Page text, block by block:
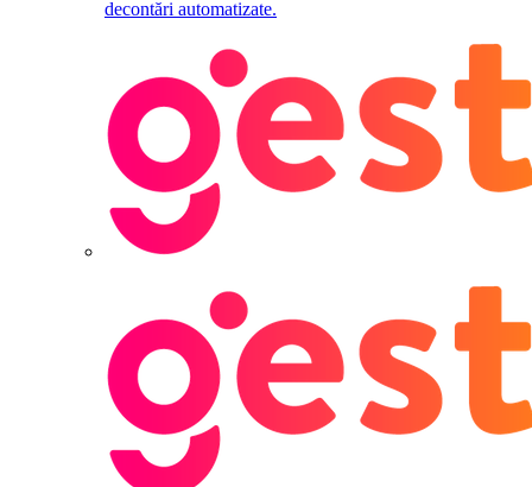
decontări automatizate.